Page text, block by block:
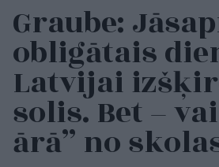
Graube:
obligātais
Latvijai
solis. Bet –
ārā” no